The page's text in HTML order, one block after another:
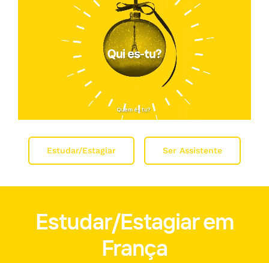
Estudar/Estagiar Ser Assistente
Estudar/Estagiar em
França